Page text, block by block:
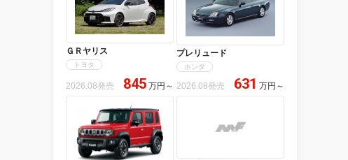
ＧＲヤリス
トヨタ
2026.08発売 845 万円 ～
プレリュード
ホンダ
2026.08発売 631 万円 ～